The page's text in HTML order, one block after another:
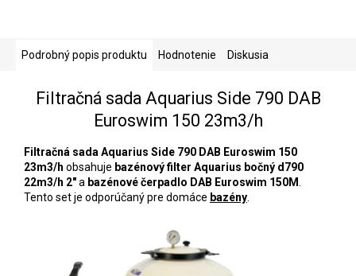
Podrobný popis produktu Hodnotenie Diskusia
Filtračná sada Aquarius Side 790 DAB
Euroswim 150 23m3/h
Filtračná sada Aquarius Side 790 DAB Euroswim 150
23m3/h obsahuje bazénový filter Aquarius bočný d790
22m3/h 2"a bazénové čerpadlo DAB Euroswim 150M
Tento set je odporúčaný pre domáce bazény